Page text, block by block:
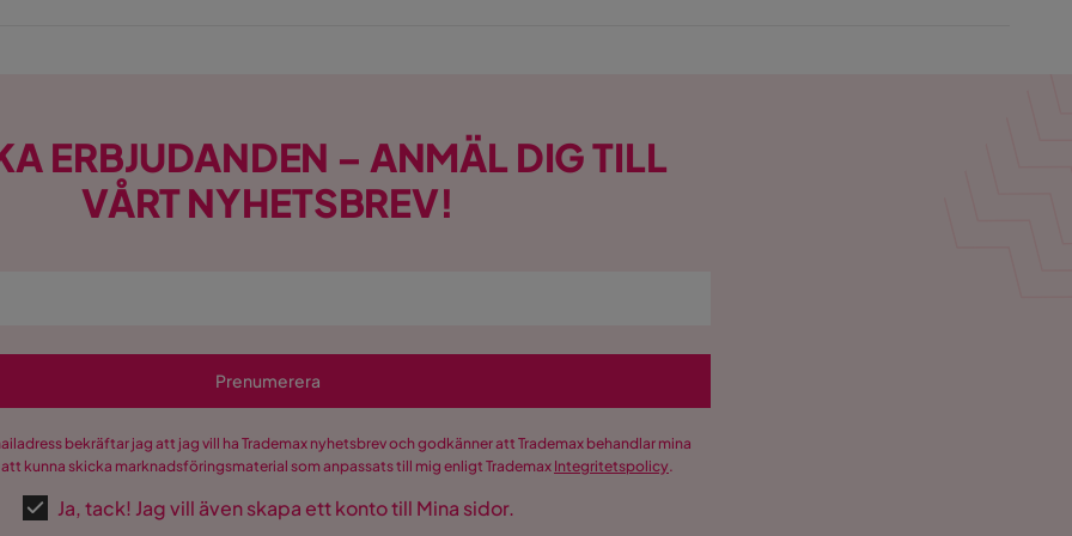
ERBJUDANDEN – ANMÄL DIG TILL
VÅRT NYHETSBREV!
Prenumerera
bekräftar jag att jag vill ha Trademax nyhetsbrev och godkänner att Trademax behandlar mina
kunna skicka marknadsföringsmaterial som anpassats till mig enligt Trademax Integritetspolicy.
Ja, tack! Jag vill även skapa ett konto till Mina sidor.